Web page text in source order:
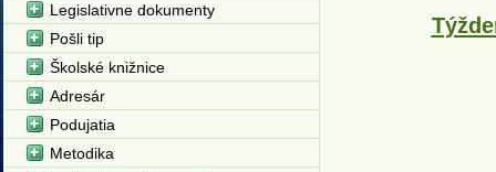
Legislativne dokumenty
Pošli tip
Školské knižnice
Adresár
Podujatia
Metodika